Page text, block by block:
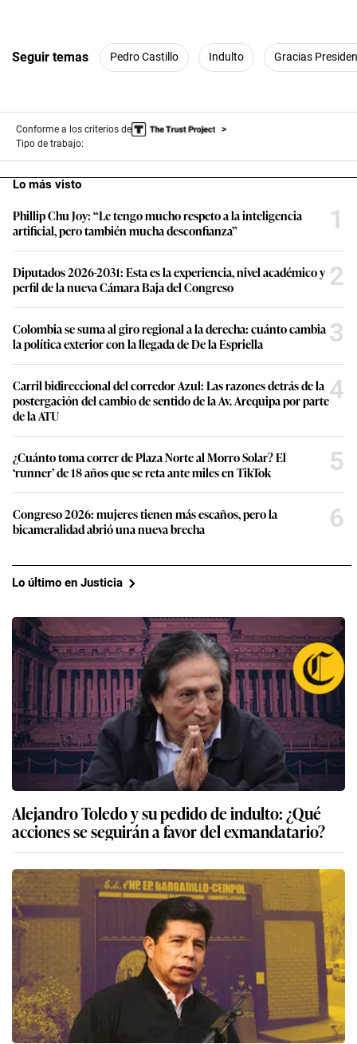
Seguir temas Pedro Castillo Indulto Gracias
Conforme a los criterios de
Tipo de trabajo:
Lo más visto
Phillip Chu Joy: “Le tengo mucho respeto a la inteligencia
artificial, pero también mucha desconfianza”
1
Diputados 2026-2031: Esta es la experiencia, nivel académico y
perfil de la nueva Cámara Baja del Congreso
2
Colombia se suma al giro regional a la derecha: cuánto cambia
la política exterior con la llegada de De la Espriella
3
Carril bidireccional del corredor Azul: Las razones detrás de la
postergación del cambio de sentido de la Av. Arequipa por parte
de la ATU
4
¿Cuánto toma correr de Plaza Norte al Morro Solar? El
‘runner’ de 18 años que se reta ante miles en TikTok
5
Congreso 2026: mujeres tienen más escaños, pero la
bicameralidad abrió una nueva brecha
6
Lo último en Justicia
Alejandro Toledo y su pedido de indulto: ¿Qué
acciones se seguirán a favor del exmandatario?